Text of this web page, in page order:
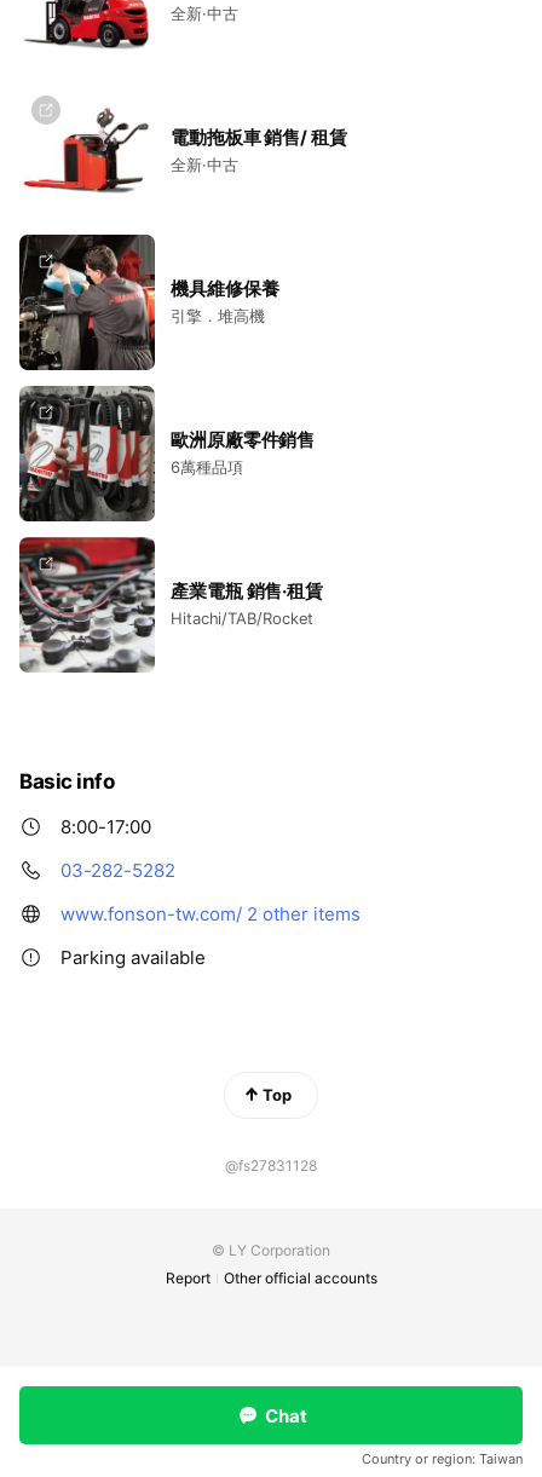
全新·中古
電動拖板車 銷售/ 租賃
全新·中古
機具維修保養
引擎．堆高機
歐洲原廠零件銷售
6萬種品項
產業電瓶 銷售·租賃
Hitachi/TAB/Rocket
Basic info
8:00-17:00
03-282-5282
www.fonson-tw.com/ 2 other items
Parking available
Top
@fs27831128
© LY Corporation
Report
Other official accounts
Chat
Country or region: Taiwan